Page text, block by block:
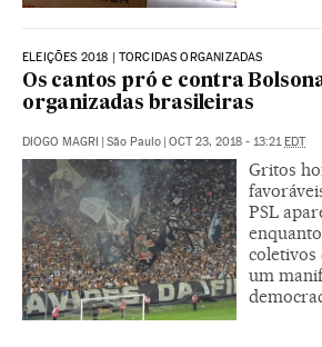
ELEIÇÕES 2018 | TORCIDAS ORGANIZADAS
Os cantos pró e contra
organizadas brasileiras
DIOGO MAGRI São Paulo OCT 23, 2018 - 13:21 EDT
Gritos
PSL
coletivos
um